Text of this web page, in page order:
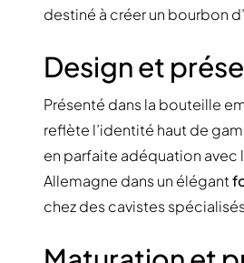
destiné à créer un bourbon
Design et
Présenté dans la bouteille
reflète l’identité haut de
en parfaite adéquation avec
Allemagne dans un élégant
chez des cavistes